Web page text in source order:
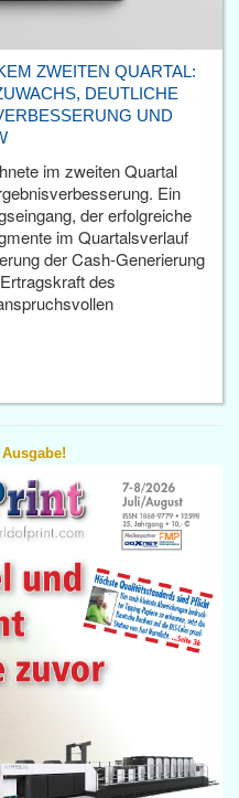
ZWEITEN QUARTAL:
DEUTLICHE
UND
im zweiten Quartal
Ein
der erfolgreiche
im Quartalsverlauf
der Cash-Generierung
des